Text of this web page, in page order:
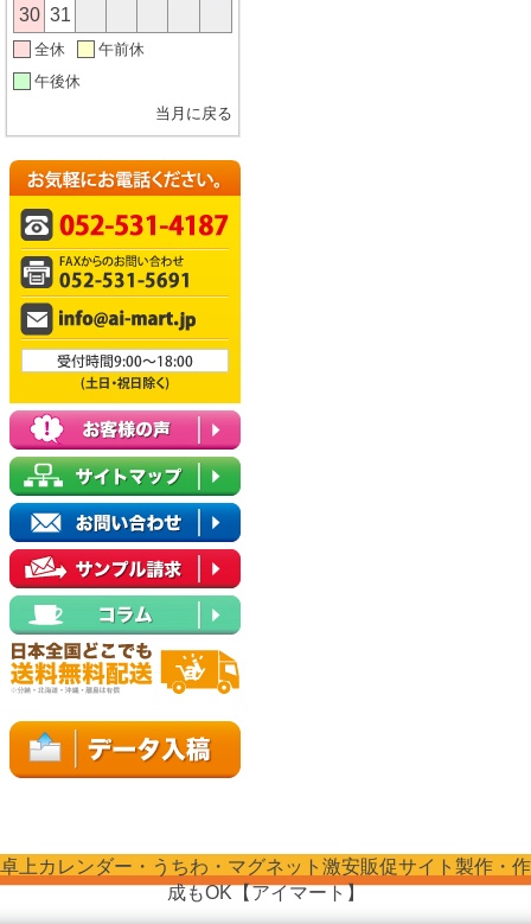
30 31
全休
午前休
午後休
当月に戻る
卓上カレンダー・うちわ・マグネット激安販促サイト製作・作
成もOK【アイマート】